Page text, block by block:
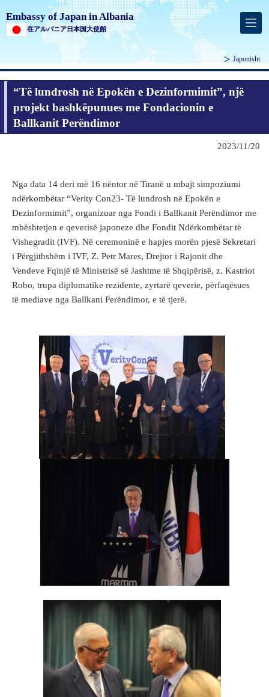
Embassy of Japan in Albania
在アルバニア日本国大使館
Japonisht
“Të lundrosh në Epokën e Dezinformimit”, një
projekt bashkëpunues me Fondacionin e
Ballkanit Perëndimor
2023/11/20
Nga data 14 deri më 16 nëntor në Tiranë u mbajt simpoziumi
ndërkombëtar “Verity Con23- Të lundrosh në Epokën e
Dezinformimit”, organizuar nga Fondi i Ballkanit Perëndimor me
mbështetjen e qeverisë japoneze dhe Fondit Ndërkombëtar të
Vishegradit (IVF). Në ceremoninë e hapjes morën pjesë Sekretari
i Përgjithshëm i IVF, Z. Petr Mares, Drejtor i Rajonit dhe
Vendeve Fqinjë të Ministrisë së Jashtme të Shqipërisë, z. Kastriot
Robo, trupa diplomatike rezidente, zyrtarë qeverie, përfaqësues
të mediave nga Ballkani Perëndimor, e të tjerë.